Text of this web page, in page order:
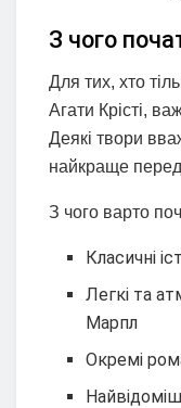
З чого
Для тих, хто
Агати Крісті,
Деякі твори
найкраще
З чого варто
Класичні
Легкі та
Марпл
Окремі